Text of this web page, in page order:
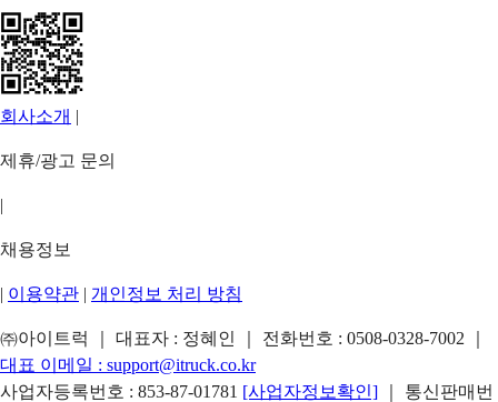
회사소개 |
제휴/광고 문의
|
채용정보
| 이용약관 | 개인정보 처리 방침
㈜아이트럭 ｜ 대표자 : 정혜인 ｜ 전화번호 : 0508-0328-7002
대표 이메일 : support@itruck.co.kr
사업자등록번호 : 853-87-01781 [사업자정보확인]
｜ 통신판매번